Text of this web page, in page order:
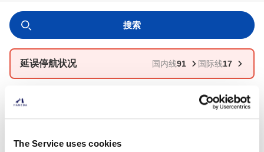
The Service uses cookies
搜索
延误停航状况 国内线91 国际线17
注意事项